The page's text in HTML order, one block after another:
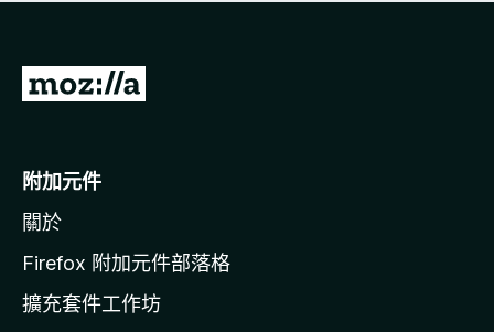
有
前
o
i
l
a
附加元件
關於
Firefox 附加元件部落格
擴充套件工作坊